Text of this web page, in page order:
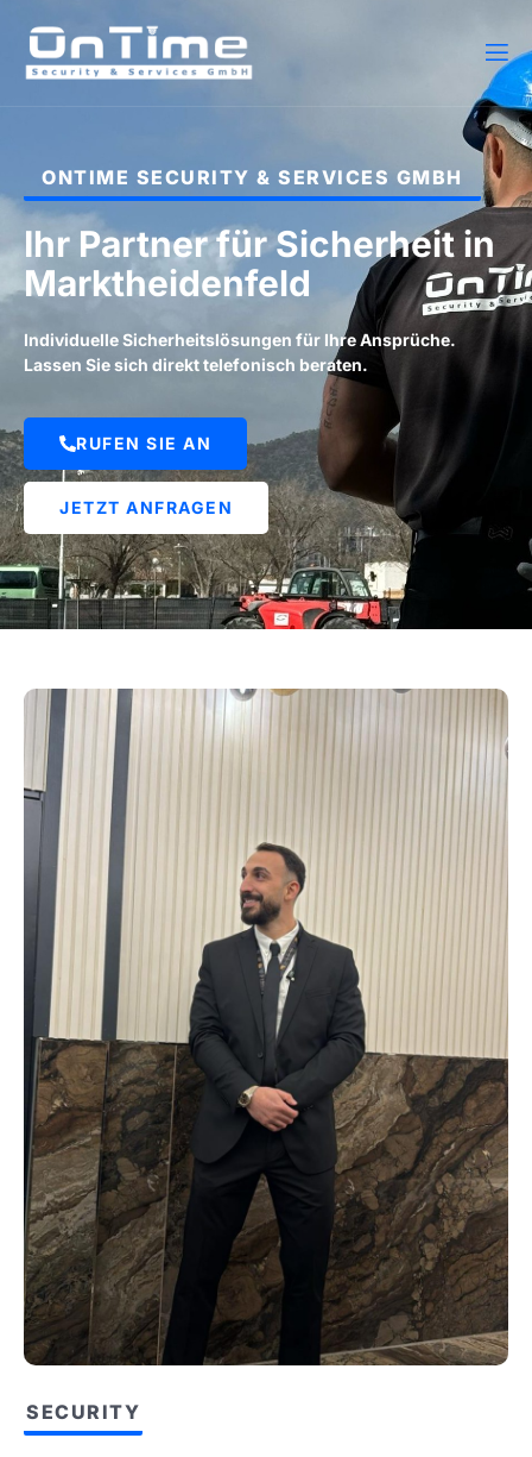
ONTIME SECURITY & SERVICES GMBH
Ihr Partner für Sicherheit in
Marktheidenfeld
Individuelle Sicherheitslösungen für Ihre Ansprüche.
Lassen Sie sich direkt telefonisch beraten.
RUFEN SIE AN
JETZT ANFRAGEN
SECURITY